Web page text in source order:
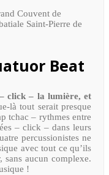
Couvent de
Saint-Pierre de
Beat
click – la lumière, et
là tout serait presque
tchac – rythmes entre
– click – dans leurs
percussionistes ne
avec tout ce qu’ils
sans aucun complexe.
!